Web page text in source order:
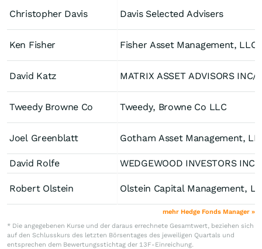
Christopher Davis Davis Selected Advisers
Ken Fisher Fisher Asset Management, LLC
David Katz
Tweedy Browne Co Tweedy, Browne Co LLC
Joel Greenblatt Gotham Asset Management,
David Rolfe
Robert Olstein
mehr Hedge Fonds Manager »
* Die angegebenen Kurse und der daraus errechnete Gesamtwert, beziehen sich
auf den Schlusskurs des letzten Börsentages des jeweiligen Quartals und
entsprechen dem Bewertungsstichtag der 13F-Einreichung.